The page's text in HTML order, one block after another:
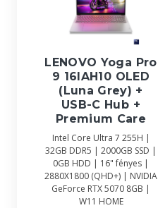
LENOVO Yoga Pro
9 16IAH10 OLED
(Luna Grey) +
USB-C Hub +
Premium Care
Intel Core Ultra 7 255H |
32GB DDR5 | 2000GB SSD |
0GB HDD | 16" fényes |
2880X1800 (QHD+) | NVIDIA
GeForce RTX 5070 8GB |
W11 HOME